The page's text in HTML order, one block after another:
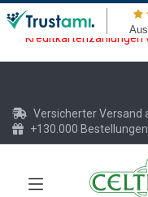
Wartungsarbeiten am
Zeit vom 20.07. -
Kreditkartenzahlungen
Versicherter Versand
+130.000 Bestellungen